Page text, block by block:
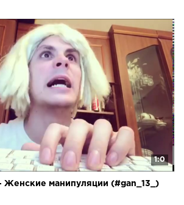
1:0
Женские манипуляции (#gan_13_)